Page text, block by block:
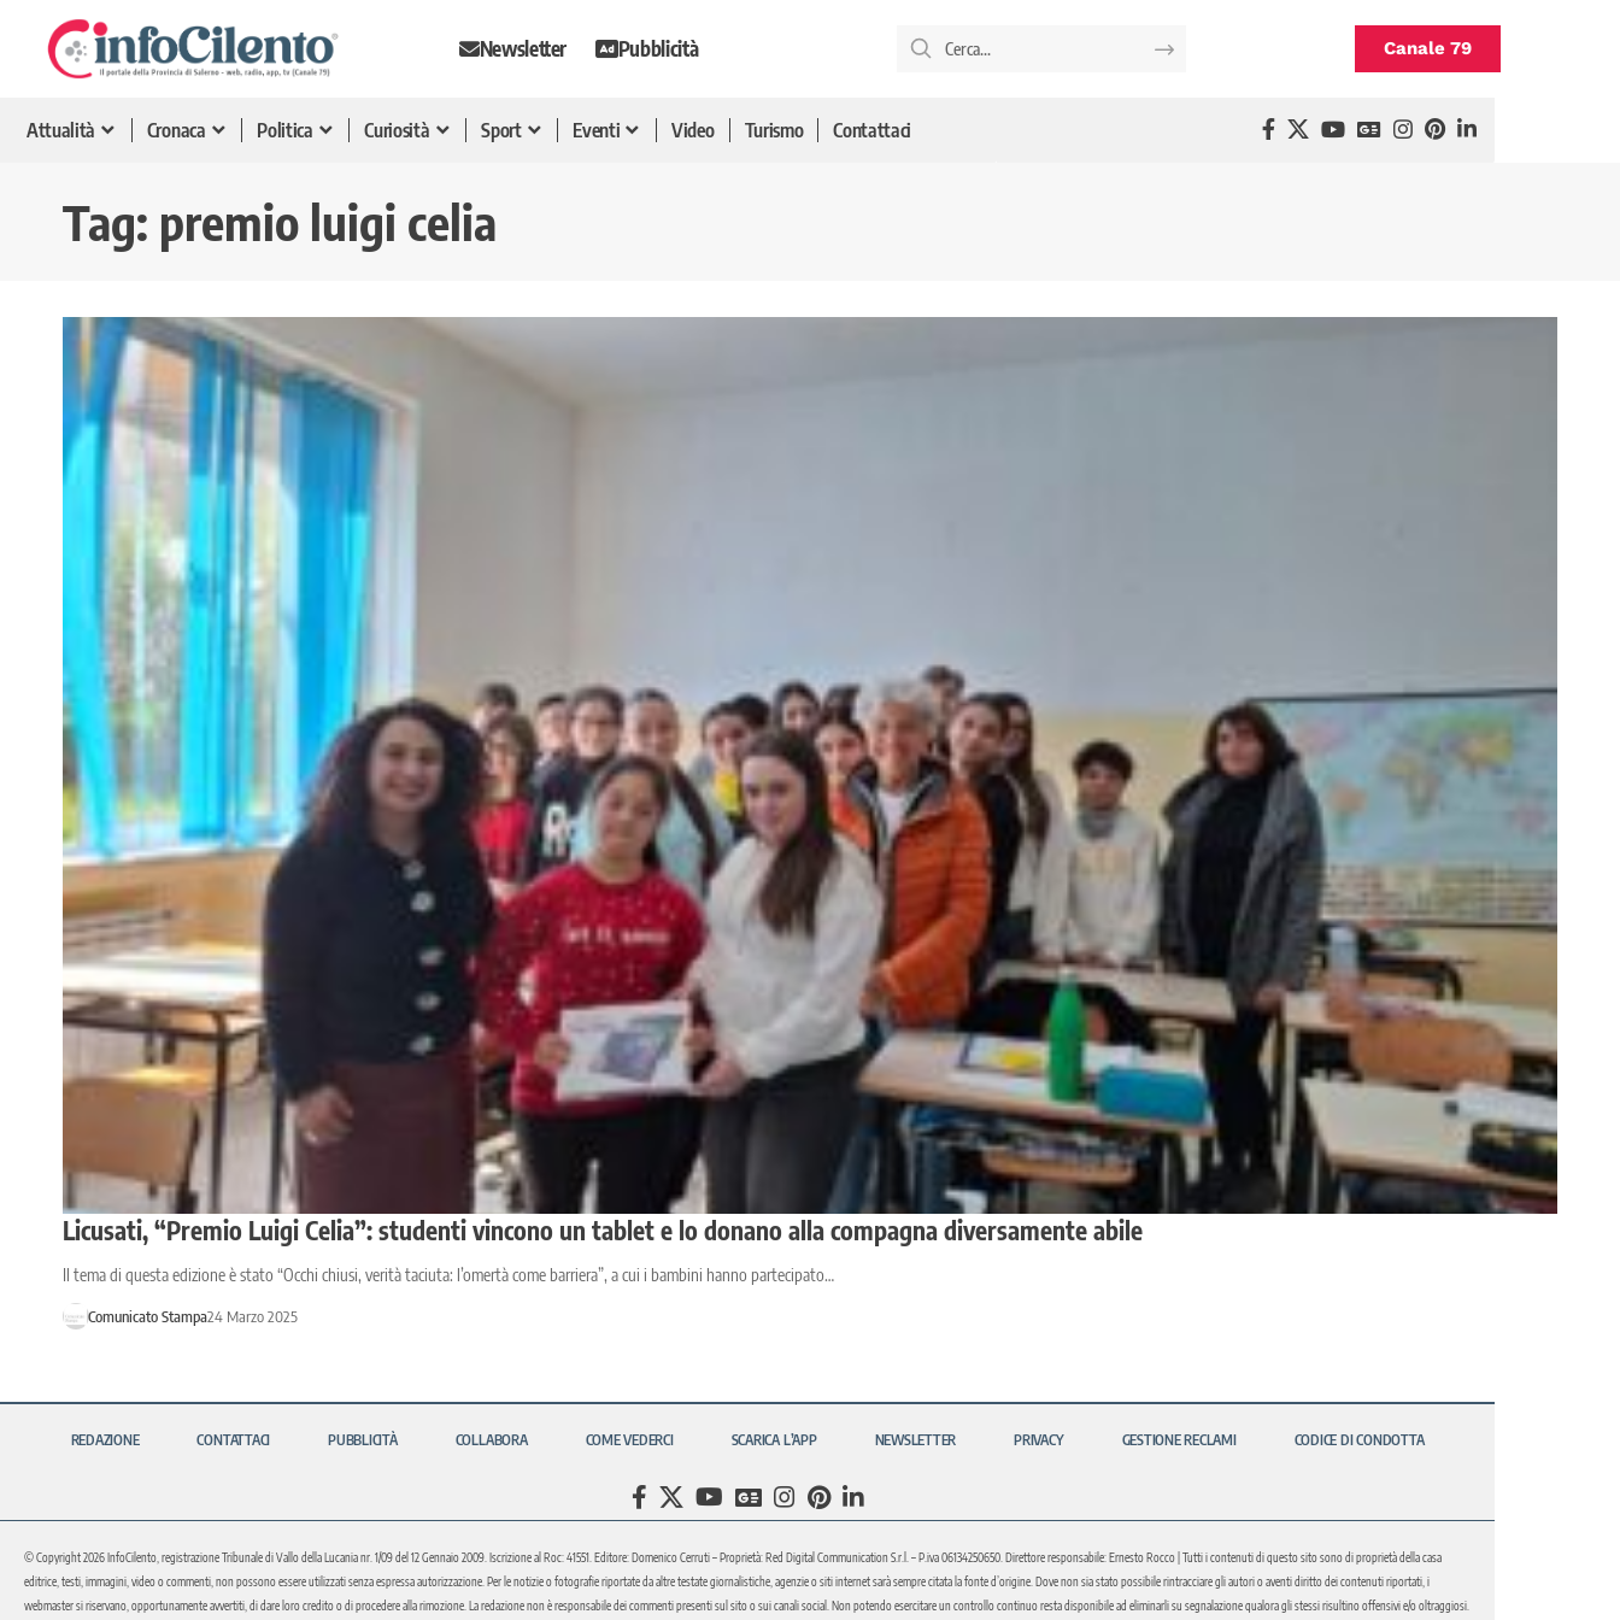
Newsletter Pubblicità Canale 79
Attualità Cronaca Politica Curiosità Sport Eventi Video Turismo Contattaci
Tag: premio luigi celia
Licusati, “Premio Luigi Celia”: studenti vincono un tablet e lo donano alla compagna diversamente abile
Il tema di questa edizione è stato “Occhi chiusi, verità taciuta: l’omertà come barriera”, a cui i bambini hanno partecipato…
Comunicato Stampa24 Marzo 2025
REDAZIONE CONTATTACI PUBBLICITÀ COLLABORA COME VEDERCI SCARICA L’APP NEWSLETTER PRIVACY GESTIONE RECLAMI CODICE DI CONDOTTA
© Copyright 2026 InfoCilento, registrazione Tribunale di Vallo della Lucania nr. 1/09 del 12 Gennaio 2009. Iscrizione al Roc: 41551. Editore: Domenico Cerruti – Proprietà: Red Digital Communication S.r.l. – P.iva 06134250650. Direttore responsabile: Ernesto Rocco | Tutti i contenuti di questo sito sono di proprietà della casa
editrice, testi, immagini, video o commenti, non possono essere utilizzati senza espressa autorizzazione. Per le notizie o fotografie riportate da altre testate giornalistiche, agenzie o siti internet sarà sempre citata la fonte d’origine. Dove non sia stato possibile rintracciare gli autori o aventi diritto dei contenuti riportati, i
webmaster si riservano, opportunamente avvertiti, di dare loro credito o di procedere alla rimozione. La redazione non è responsabile dei commenti presenti sul sito o sui canali social. Non potendo esercitare un controllo continuo resta disponibile ad eliminarli su segnalazione qualora gli stessi risultino offensivi e/o oltraggiosi.